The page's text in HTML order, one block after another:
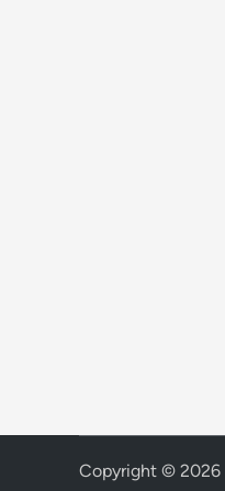
Copyright © 2026